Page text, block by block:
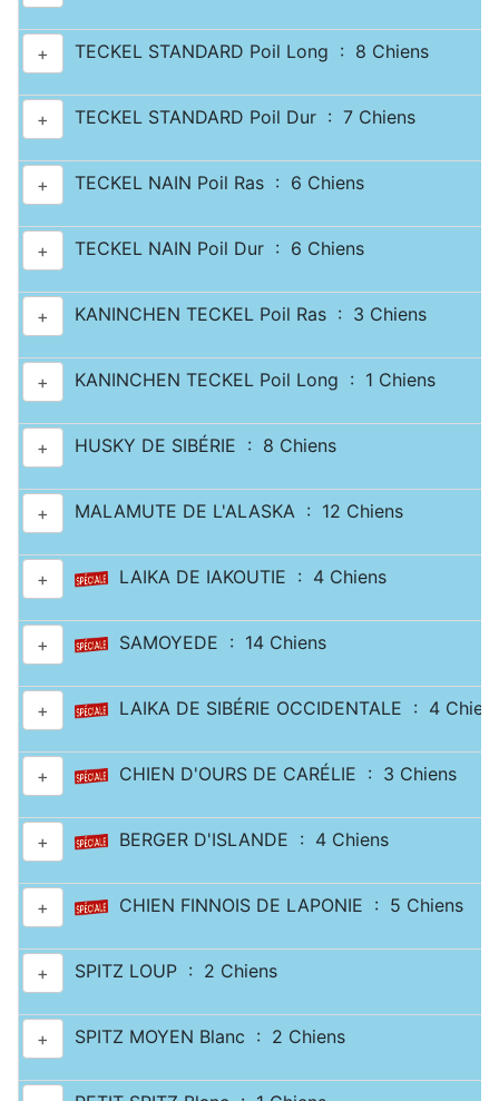
+ TECKEL STANDARD Poil Long : 8 Chiens
+ TECKEL STANDARD Poil Dur : 7 Chiens
+ TECKEL NAIN Poil Ras : 6 Chiens
+ TECKEL NAIN Poil Dur : 6 Chiens
+ KANINCHEN TECKEL Poil Ras : 3 Chiens
+ KANINCHEN TECKEL Poil Long : 1 Chiens
+ HUSKY DE SIBÉRIE : 8 Chiens
+ MALAMUTE DE L'ALASKA : 12 Chiens
+ LAIKA DE IAKOUTIE : 4 Chiens
+ SAMOYEDE : 14 Chiens
+ LAIKA DE SIBÉRIE OCCIDENTALE : 4
+ CHIEN D'OURS DE CARÉLIE : 3 Chiens
+ BERGER D'ISLANDE : 4 Chiens
+ CHIEN FINNOIS DE LAPONIE : 5 Chiens
+ SPITZ LOUP : 2 Chiens
+ SPITZ MOYEN Blanc : 2 Chiens